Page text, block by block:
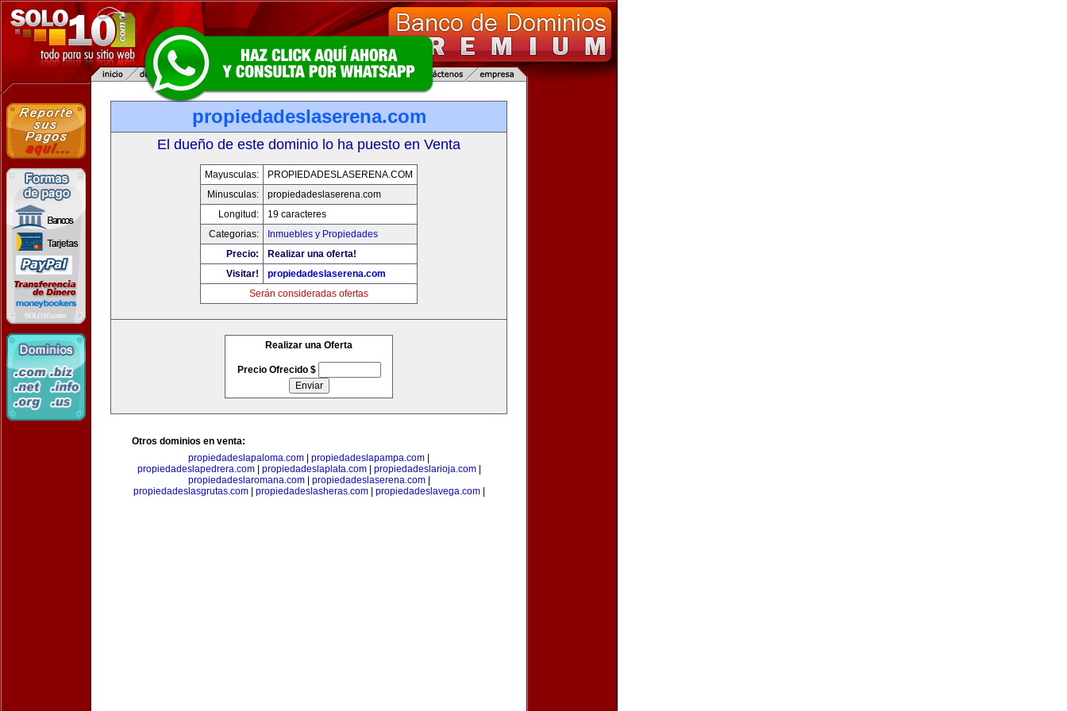
propiedadeslaserena.com
El dueño de este dominio lo ha puesto en Venta
Mayusculas:
PROPIEDADESLASERENA.COM
Minusculas:
propiedadeslaserena.com
Longitud:
19 caracteres
Categorias:
Inmuebles y Propiedades
Precio:
Realizar una oferta!
Visitar!
propiedadeslaserena.com
Serán consideradas ofertas
Realizar una Oferta
Precio Ofrecido $
Otros dominios en venta:
propiedadeslapaloma.com
propiedadeslapampa.com
propiedadeslapedrera.com| propiedadeslaplata.com| propiedadeslarioja.com|
propiedadeslaromana.com| propiedadeslaserena.com|
propiedadeslasgrutas.com| propiedadeslasheras.com| propiedadeslavega.com|